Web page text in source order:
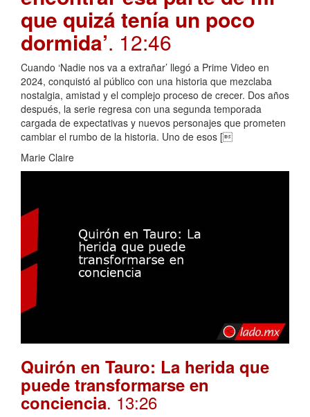
que quizá tenía un poco
dormida’. 12:46
Cuando ‘Nadie nos va a extrañar’ llegó a Prime Video en
2024, conquistó al público con una historia que mezclaba
nostalgia, amistad y el complejo proceso de crecer. Dos años
después, la serie regresa con una segunda temporada
cargada de expectativas y nuevos personajes que prometen
cambiar el rumbo de la historia. Uno de esos [
Marie Claire
Quirón en Tauro: La herida que
puede transformarse en
conciencia. 13:26